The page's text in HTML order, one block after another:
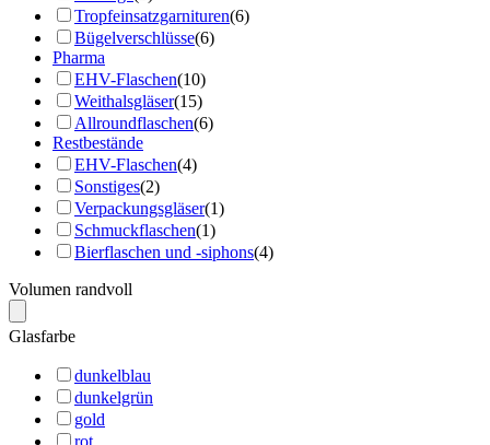
Tropfeinsatzgarnituren(6)
Bügelverschlüsse(6)
Pharma
EHV-Flaschen(10)
Weithalsgläser(15)
Allroundflaschen(6)
Restbestände
EHV-Flaschen(4)
Sonstiges(2)
Verpackungsgläser(1)
Schmuckflaschen(1)
Bierflaschen und -siphons(4)
Volumen randvoll
Glasfarbe
dunkelblau
dunkelgrün
gold
rot